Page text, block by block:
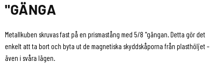
"GÄNGA
Metallkuben skruvas fast på en prismastång med 5/8 "gängan. Detta gör det
enkelt att ta bort och byta ut de magnetiska skyddskåporna från plasthöljet –
även i svåra lägen.